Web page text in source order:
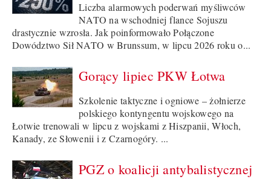
Liczba alarmowych poderwań myśliwców
NATO na wschodniej flance Sojuszu
drastycznie wzrosła. Jak poinformowało Połączone
Dowództwo Sił NATO w Brunssum, w lipcu 2026 roku o...
Gorący lipiec PKW Łotwa
Szkolenie taktyczne i ogniowe – żołnierze
polskiego kontyngentu wojskowego na
Łotwie trenowali w lipcu z wojskami z Hiszpanii, Włoch,
Kanady, ze Słowenii i z Czarnogóry. ...
PGZ o koalicji antybalistycznej